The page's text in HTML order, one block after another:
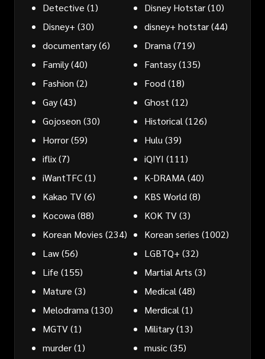
Detective (1) Disney Hotstar(10)
Disney+ (30) disney+ hotstar(44)
documentary(6) Drama (719)
Family(40) Fantasy(135)
Fashion (2) Food (18)
Gay(43) Ghost (12)
Gojoseon (30) Historical (126)
Horror(59) Hulu (39)
iflix(7) iQIYI (111)
iWantTFC(1) K-DRAMA (40)
Kakao TV(6) KBS World (8)
Kocowa (88) KOK TV(3)
Korean Movies (234) Korean series (1002)
Law(56) LGBTQ+ (32)
Life (155) Martial Arts (3)
Mature (3) Medical (48)
Melodrama (130) Merdical (1)
MGTV(1) Military(13)
murder(1) music(35)